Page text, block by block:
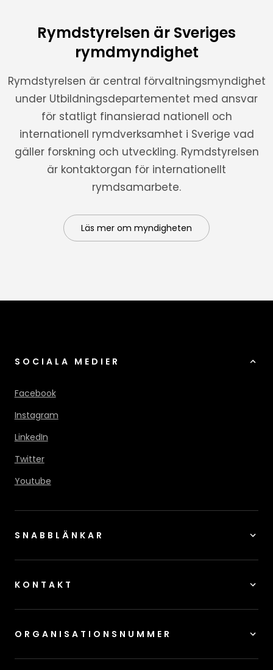
Rymdstyrelsen är Sveriges
rymdmyndighet
Rymdstyrelsen är central förvaltningsmyndighet
under Utbildningsdepartementet med ansvar
för statligt finansierad nationell och
internationell rymdverksamhet i Sverige vad
gäller forskning och utveckling. Rymdstyrelsen
är kontaktorgan för internationellt
rymdsamarbete.
Läs mer om myndigheten
SOCIALA MEDIER
Facebook
Instagram
LinkedIn
Twitter
Youtube
SNABBLÄNKAR
KONTAKT
ORGANISATIONSNUMMER